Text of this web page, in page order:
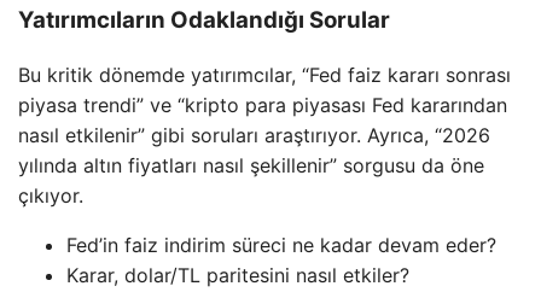
Yatırımcıların Odaklandığı Sorular
Bu kritik dönemde yatırımcılar, “Fed faiz kararı sonrası
piyasa trendi” ve “kripto para piyasası Fed kararından
nasıl etkilenir” gibi soruları araştırıyor. Ayrıca, “2026
yılında altın fiyatları nasıl şekillenir” sorgusu da öne
çıkıyor.
Fed’in faiz indirim süreci ne kadar devam eder?
Karar, dolar/TL paritesini nasıl etkiler?